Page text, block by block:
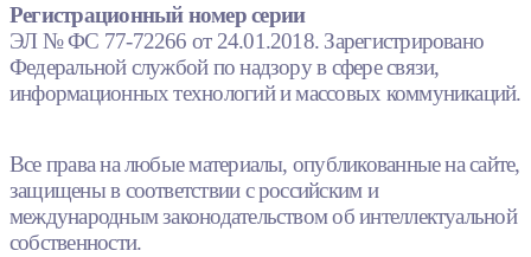
Регистрационный номер серии
ЭЛ № ФС 77-72266 от 24.01.2018. Зарегистрировано
Федеральной службой по надзору в сфере связи,
информационных технологий и массовых коммуникаций.
Все права на любые материалы, опубликованные на сайте,
защищены в соответствии с российским и
международным законодательством об интеллектуальной
собственности.